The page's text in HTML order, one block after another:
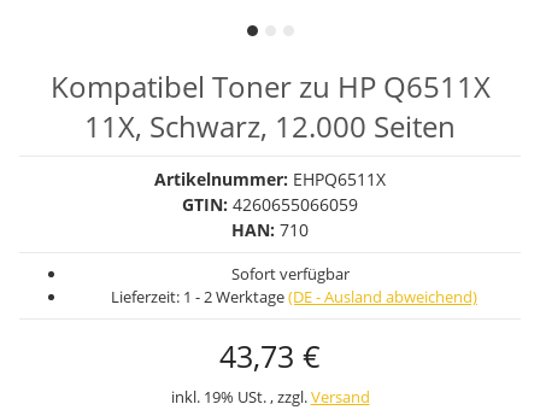
Kompatibel Toner zu HP Q6511X
11X, Schwarz, 12.000 Seiten
Artikelnummer: EHPQ6511X
GTIN: 4260655066059
HAN: 710
Sofort verfügbar
Lieferzeit: 1 - 2 Werktage(DE - Ausland abweichend)
43,73 €
inkl. 19% USt. , zzgl.Versand